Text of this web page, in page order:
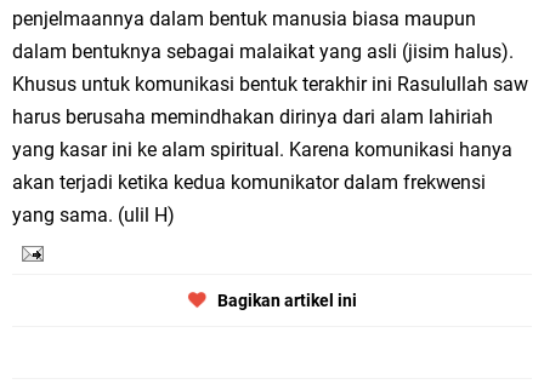
penjelmaannya dalam bentuk manusia biasa maupun
dalam bentuknya sebagai malaikat yang asli (jisim halus).
Khusus untuk komunikasi bentuk terakhir ini Rasulullah saw
harus berusaha memindhakan dirinya dari alam lahiriah
yang kasar ini ke alam spiritual. Karena komunikasi hanya
akan terjadi ketika kedua komunikator dalam frekwensi
yang sama. (ulil H)
Bagikan artikel ini